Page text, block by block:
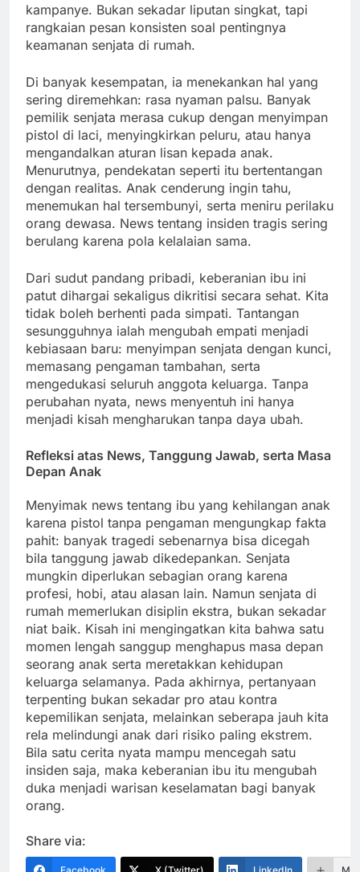
kampanye. Bukan sekadar liputan singkat, tapi
rangkaian pesan konsisten soal pentingnya
keamanan senjata di rumah.
Di banyak kesempatan, ia menekankan hal yang
sering diremehkan: rasa nyaman palsu. Banyak
pemilik senjata merasa cukup dengan menyimpan
pistol di laci, menyingkirkan peluru, atau hanya
mengandalkan aturan lisan kepada anak.
Menurutnya, pendekatan seperti itu bertentangan
dengan realitas. Anak cenderung ingin tahu,
menemukan hal tersembunyi, serta meniru perilaku
orang dewasa. News tentang insiden tragis sering
berulang karena pola kelalaian sama.
Dari sudut pandang pribadi, keberanian ibu ini
patut dihargai sekaligus dikritisi secara sehat. Kita
tidak boleh berhenti pada simpati. Tantangan
sesungguhnya ialah mengubah empati menjadi
kebiasaan baru: menyimpan senjata dengan kunci,
memasang pengaman tambahan, serta
mengedukasi seluruh anggota keluarga. Tanpa
perubahan nyata, news menyentuh ini hanya
menjadi kisah mengharukan tanpa daya ubah.
Refleksi atas News, Tanggung Jawab, serta Masa
Depan Anak
Menyimak news tentang ibu yang kehilangan anak
karena pistol tanpa pengaman mengungkap fakta
pahit: banyak tragedi sebenarnya bisa dicegah
bila tanggung jawab dikedepankan. Senjata
mungkin diperlukan sebagian orang karena
profesi, hobi, atau alasan lain. Namun senjata di
rumah memerlukan disiplin ekstra, bukan sekadar
niat baik. Kisah ini mengingatkan kita bahwa satu
momen lengah sanggup menghapus masa depan
seorang anak serta meretakkan kehidupan
keluarga selamanya. Pada akhirnya, pertanyaan
terpenting bukan sekadar pro atau kontra
kepemilikan senjata, melainkan seberapa jauh kita
rela melindungi anak dari risiko paling ekstrem.
Bila satu cerita nyata mampu mencegah satu
insiden saja, maka keberanian ibu itu mengubah
duka menjadi warisan keselamatan bagi banyak
orang.
Share via: